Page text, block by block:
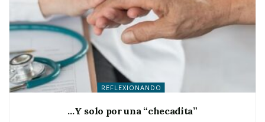
REFLEXIONANDO
…Y solo por una “checadita”